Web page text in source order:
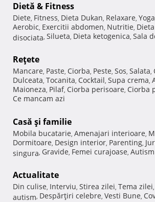
Dietă & Fitness
Diete, Fitness, Dieta Dukan, Relaxare, Yoga
Aerobic, Exercitii abdomen, Nutritie,
disociata, Silueta, Dieta ketogenica, Sala
Reţete
Mancare, Paste, Ciorba, Peste, Sos, Salata,
Dulceata, Tocanita, Cocktail, Supa crema,
Maioneza, Pilaf, Ciorba perisoare, Ciorba
Ce mancam azi
Casă şi familie
Mobila bucatarie, Amenajari interioare,
Dormitoare, Design interior, Parenting,
singura, Gravide, Femei curajoase, Autism
Actualitate
Din culise, Interviu, Stirea zilei, Tema zilei,
autism, Despărţiri celebre, Vesti Bune,